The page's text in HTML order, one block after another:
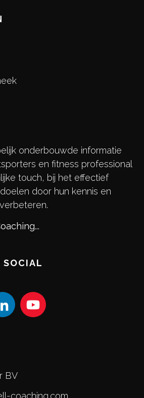
onderbouwde informatie
en fitness professional
touch, bij het effectief
door hun kennis en
SOCIAL
BV